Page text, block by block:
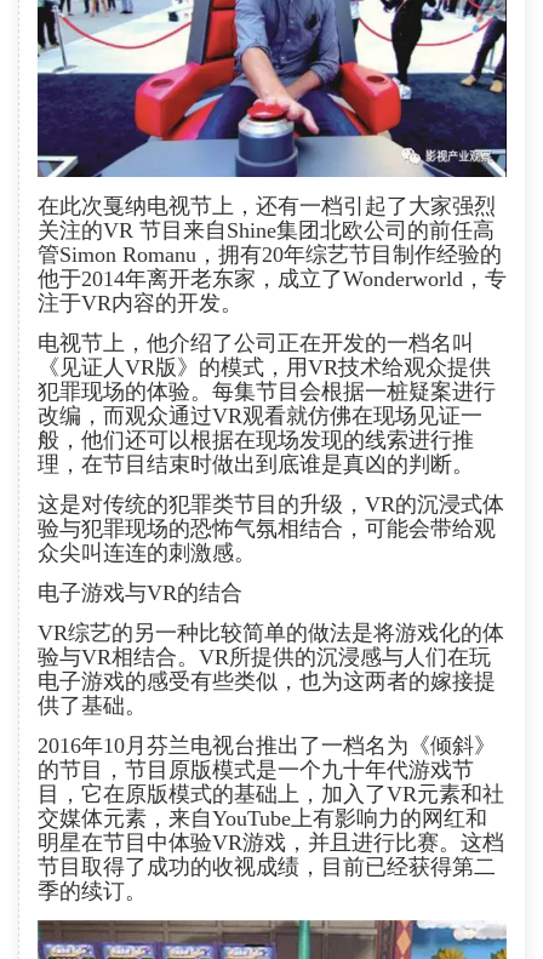
在此次戛纳电视节上，还有一档引起了大家强烈
关注的VR 节目来自Shine集团北欧公司的前任高
管Simon Romanu，拥有20年综艺节目制作经验的
他于2014年离开老东家，成立了Wonderworld，专
注于VR内容的开发。
电视节上，他介绍了公司正在开发的一档名叫
《见证人VR版》的模式，用VR技术给观众提供
犯罪现场的体验。每集节目会根据一桩疑案进行
改编，而观众通过VR观看就仿佛在现场见证一
般，他们还可以根据在现场发现的线索进行推
理，在节目结束时做出到底谁是真凶的判断。
这是对传统的犯罪类节目的升级，VR的沉浸式体
验与犯罪现场的恐怖气氛相结合，可能会带给观
众尖叫连连的刺激感。
电子游戏与VR的结合
VR综艺的另一种比较简单的做法是将游戏化的体
验与VR相结合。VR所提供的沉浸感与人们在玩
电子游戏的感受有些类似，也为这两者的嫁接提
供了基础。
2016年10月芬兰电视台推出了一档名为《倾斜》
的节目，节目原版模式是一个九十年代游戏节
目，它在原版模式的基础上，加入了VR元素和社
交媒体元素，来自YouTube上有影响力的网红和
明星在节目中体验VR游戏，并且进行比赛。这档
节目取得了成功的收视成绩，目前已经获得第二
季的续订。